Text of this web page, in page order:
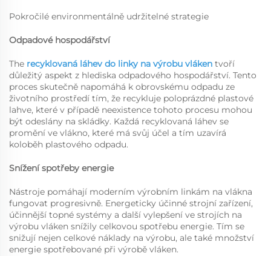
Pokročilé environmentálně udržitelné strategie
Odpadové hospodářství
The recyklovaná láhev do linky na výrobu vláken tvoří
důležitý aspekt z hlediska odpadového hospodářství. Tento
proces skutečně napomáhá k obrovskému odpadu ze
životního prostředí tím, že recykluje poloprázdné plastové
lahve, které v případě neexistence tohoto procesu mohou
být odeslány na skládky. Každá recyklovaná láhev se
promění ve vlákno, které má svůj účel a tím uzavírá
koloběh plastového odpadu.
Snížení spotřeby energie
Nástroje pomáhají moderním výrobním linkám na vlákna
fungovat progresivně. Energeticky účinné strojní zařízení,
účinnější topné systémy a další vylepšení ve strojích na
výrobu vláken snížily celkovou spotřebu energie. Tím se
snižují nejen celkové náklady na výrobu, ale také množství
energie spotřebované při výrobě vláken.